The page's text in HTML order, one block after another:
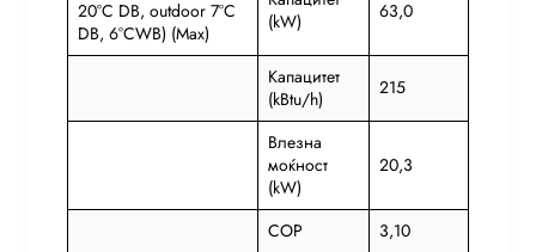
20°C DB, outdoor 7°C
DB, 6°CWB) (Max)
(kW)
63,0
Капацитет
(kBtu/h)
215
Влезна
моќност
(kW)
20,3
COP
3,10